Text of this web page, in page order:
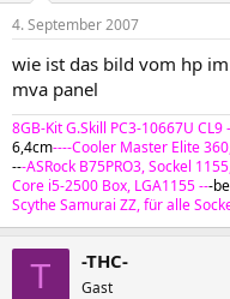
4. September 2007
wie ist das bild vom hp
mva panel
8GB-Kit G.Skill PC3-10667U CL9
6,4cm----Cooler Master Elite
---ASRock B75PRO3, Sockel
Core i5-2500 Box, LGA1155 ---
Scythe Samurai ZZ, für alle
T -THC-
Gast